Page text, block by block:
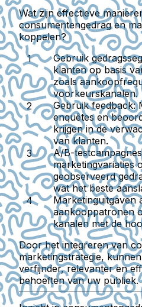
Wat zijn effectieve
consumentengedrag en
koppelen?
Gebruik
klanten op basis
zoals
voorkeurskanalen.
Gebruik feedback:
enquêtes en
krijgen in de
van klanten.
A/B-
marketingvariaties
geobserveerd
wat het beste
Marketinguitgaven
aankooppatronen
kanalen met de
Door het integreren van
marketingstrategie,
verfijnder, relevanter en
behoeften van uw publiek.